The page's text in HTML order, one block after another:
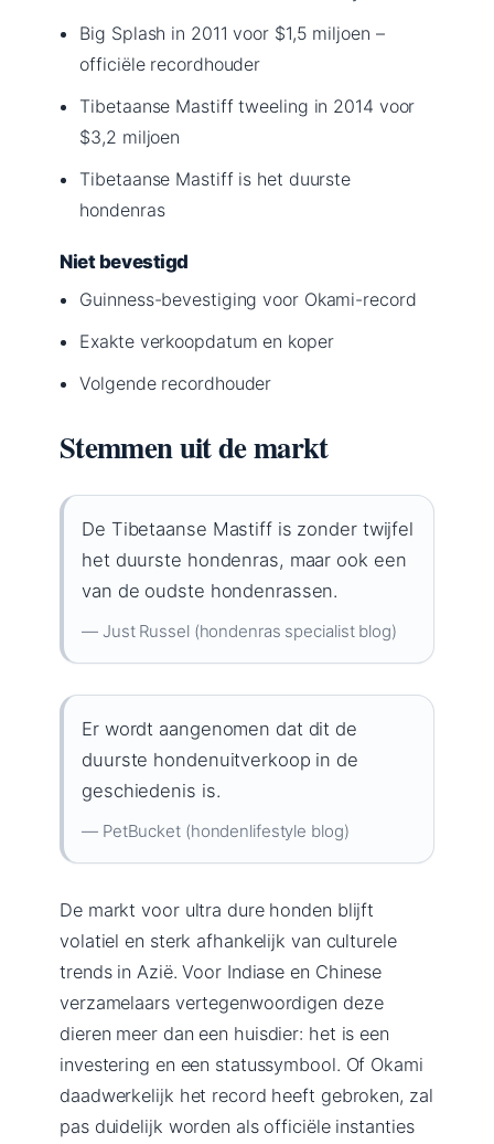
Big Splash in 2011 voor $1,5 miljoen –
officiële recordhouder
Tibetaanse Mastiff tweeling in 2014 voor
$3,2 miljoen
Tibetaanse Mastiff is het duurste
hondenras
Niet bevestigd
Guinness-bevestiging voor Okami-record
Exakte verkoopdatum en koper
Volgende recordhouder
Stemmen uit de markt
De Tibetaanse Mastiff is zonder twijfel
het duurste hondenras, maar ook een
van de oudste hondenrassen.
— Just Russel (hondenras specialist blog)
Er wordt aangenomen dat dit de
duurste hondenuitverkoop in de
geschiedenis is.
— PetBucket (hondenlifestyle blog)
De markt voor ultra dure honden blijft
volatiel en sterk afhankelijk van culturele
trends in Azië. Voor Indiase en Chinese
verzamelaars vertegenwoordigen deze
dieren meer dan een huisdier: het is een
investering en een statussymbool. Of Okami
daadwerkelijk het record heeft gebroken, zal
pas duidelijk worden als officiële instanties